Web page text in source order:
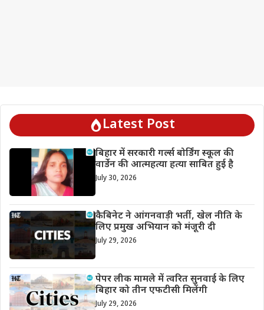
Latest Post
बिहार में सरकारी गर्ल्स बोर्डिंग स्कूल की
वार्डेन की आत्महत्या हत्या साबित हुई है
July 30, 2026
कैबिनेट ने आंगनवाड़ी भर्ती, खेल नीति के
लिए प्रमुख अभियान को मंजूरी दी
July 29, 2026
पेपर लीक मामले में त्वरित सुनवाई के लिए
बिहार को तीन एफटीसी मिलेंगी
July 29, 2026